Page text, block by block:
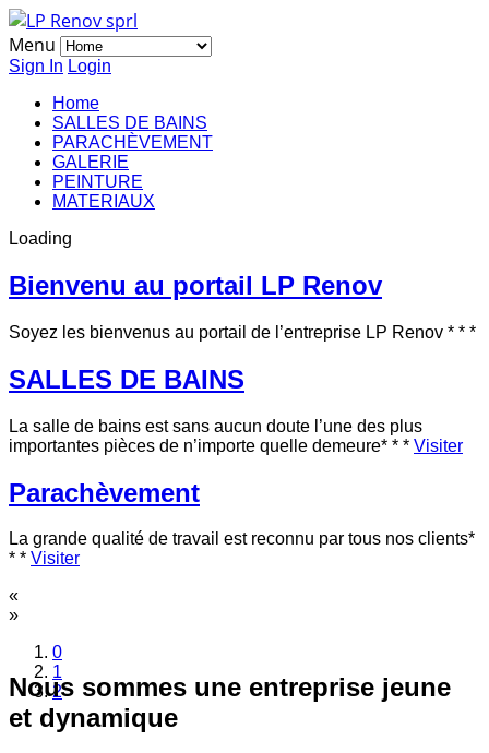
Menu
Sign In Login
Home
SALLES DE BAINS
PARACHÈVEMENT
GALERIE
PEINTURE
MATERIAUX
Loading
Bienvenu au portail LP Renov
Soyez les bienvenus au portail de l’entreprise LP Renov * * *
SALLES DE BAINS
La salle de bains est sans aucun doute l’une des plus
importantes pièces de n’importe quelle demeure* * * Visiter
Parachèvement
La grande qualité de travail est reconnu par tous nos clients*
* * Visiter
«
»
0
1
2
Nous sommes une entreprise jeune
et dynamique